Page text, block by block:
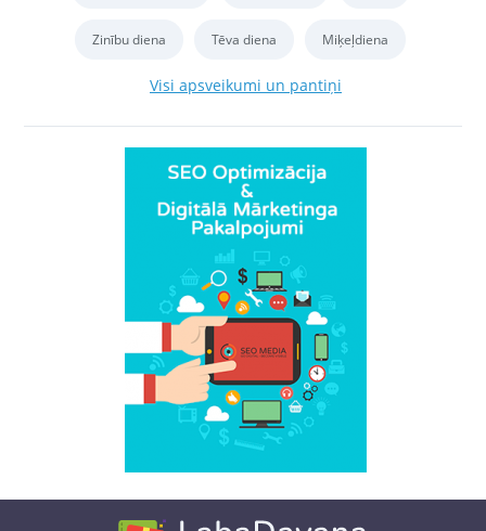
Zinību diena Tēva diena Miķeļdiena
Visi apsveikumi un pantiņi